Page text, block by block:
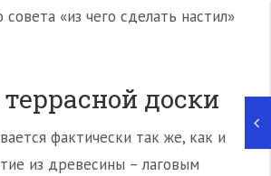
совета «из чего сделать настил»
доски
фактически так же, как и
из древесины – лаговым